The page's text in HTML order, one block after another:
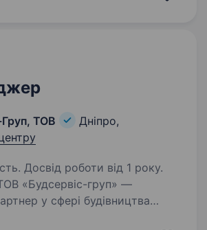
Груп, ТОВ
Дніпро,
Досвід роботи від 1 року.
у сфері будівництва